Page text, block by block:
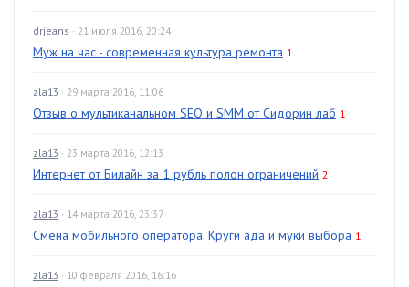
drjeans · 21 июля 2016, 20:24
Муж на час - современная культура ремонта 1
zla13 · 29 марта 2016, 11:06
Отзыв о мультиканальном SEO и SMM от Сидорин лаб 1
zla13 · 23 марта 2016, 12:13
Интернет от Билайн за 1 рубль полон ограничений 2
zla13 · 14 марта 2016, 23:37
Смена мобильного оператора. Круги ада и муки выбора 1
zla13 · 10 февраля 2016, 16:16